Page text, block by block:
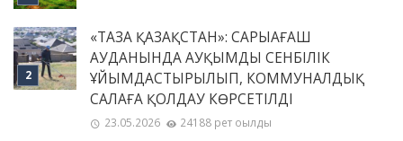
«ТАЗА ҚАЗАҚСТАН»: САРЫАҒАШ
АУДАНЫНДА АУҚЫМДЫ СЕНБІЛІК
ҰЙЫМДАСТЫРЫЛЫП, КОММУНАЛДЫҚ
САЛАҒА ҚОЛДАУ КӨРСЕТІЛДІ
23.05.2026 24188 рет оқылды